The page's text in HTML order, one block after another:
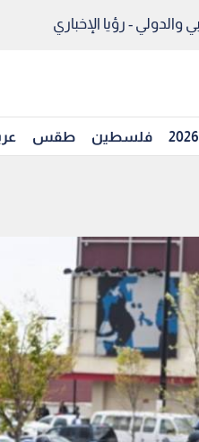
والدولي - رؤيا الإخباري
فلسطين طقس